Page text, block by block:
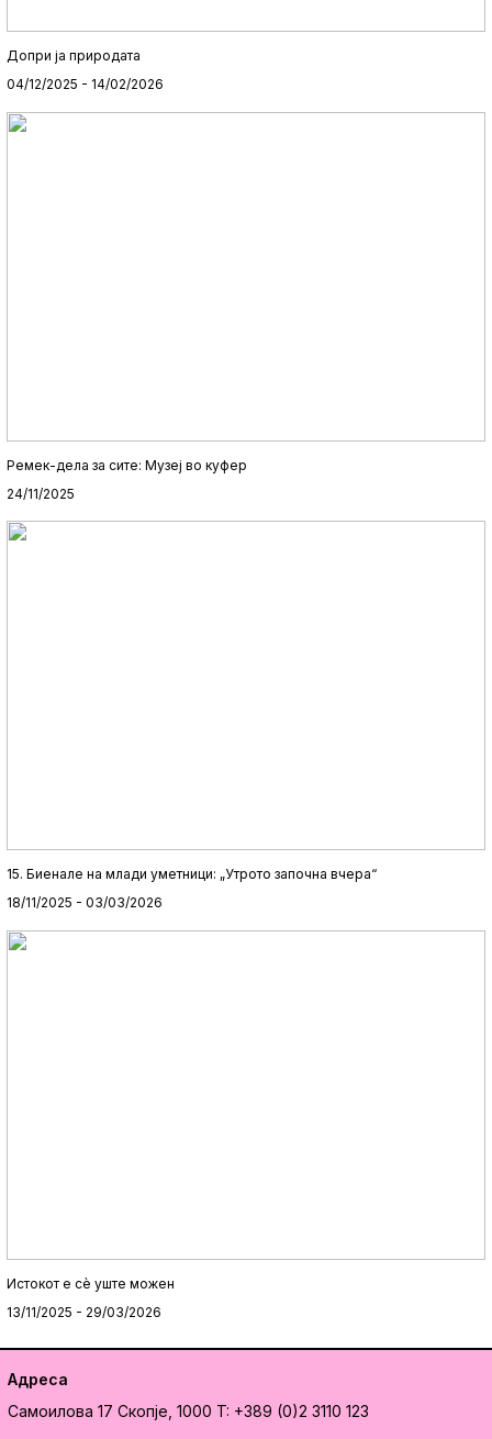
Допри ја природата
04/12/2025 - 14/02/2026
Ремек-дела за сите: Музеј во куфер
24/11/2025
15. Биенале на млади уметници: „Утрото започна вчера“
18/11/2025 - 03/03/2026
Истокот e сè уште можен
13/11/2025 - 29/03/2026
Адреса
Самоилова 17 Скопје, 1000 T: +389 (0)2 3110 123